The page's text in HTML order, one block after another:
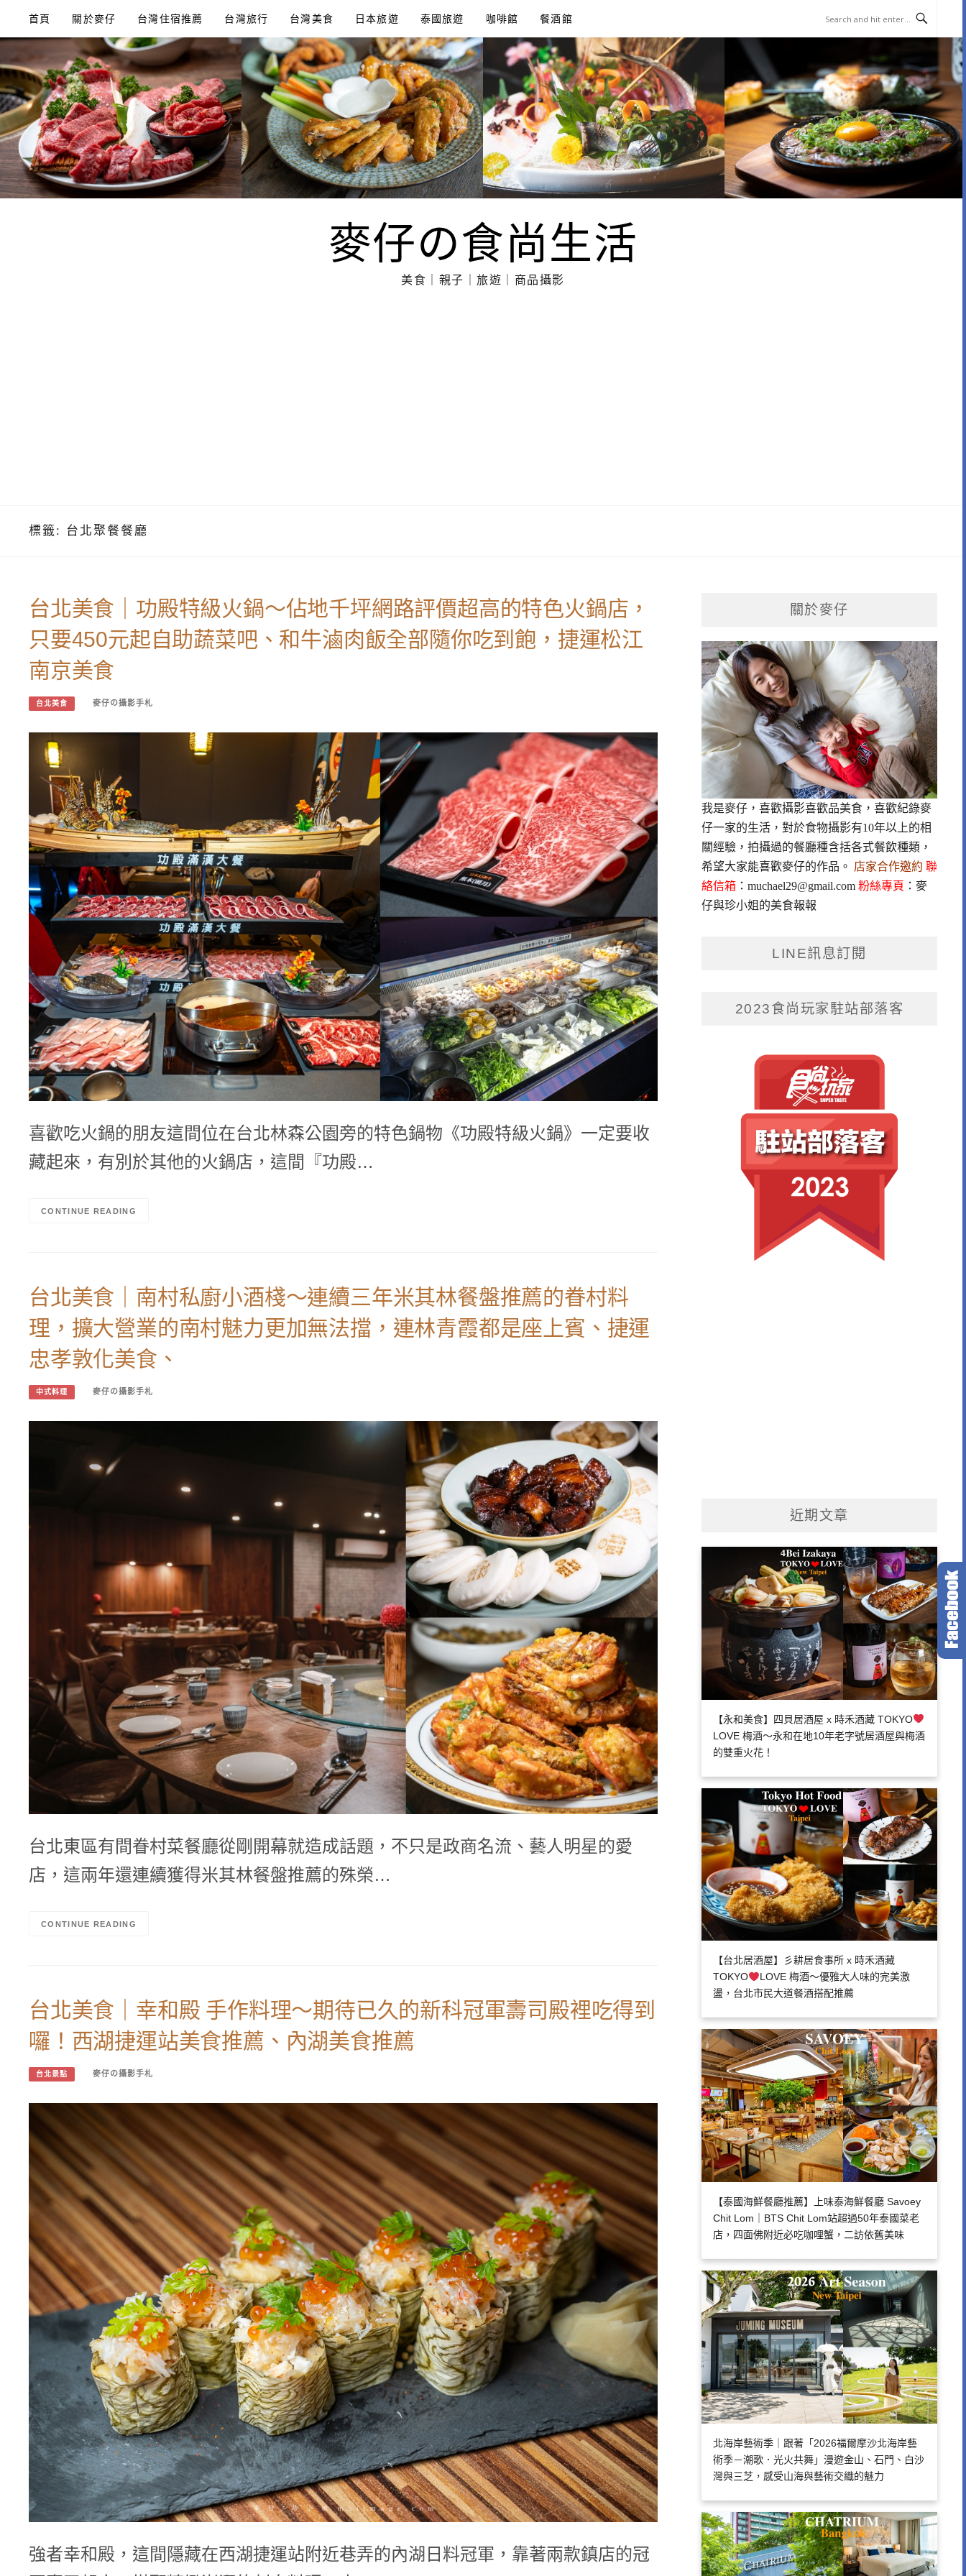
content
首頁 關於麥仔 台灣住宿推薦 台灣旅行 台灣美食 日本旅遊 泰國旅遊 咖啡館 餐酒館
麥仔の食尚生活
美食｜親子｜旅遊｜商品攝影
標籤: 台北聚餐餐廳
台北美食｜功殿特級火鍋～佔地千坪網路評價超高的特色火鍋店，
只要450元起自助蔬菜吧、和牛滷肉飯全部隨你吃到飽，捷運松江
南京美食
台北美食 麥仔の攝影手札
喜歡吃火鍋的朋友這間位在台北林森公園旁的特色鍋物《功殿特級火鍋》一定要收
藏起來，有別於其他的火鍋店，這間『功殿…
CONTINUE READING
台北美食｜南村私廚小酒棧～連續三年米其林餐盤推薦的眷村料
理，擴大營業的南村魅力更加無法擋，連林青霞都是座上賓、捷運
忠孝敦化美食、
中式料理 麥仔の攝影手札
台北東區有間眷村菜餐廳從剛開幕就造成話題，不只是政商名流、藝人明星的愛
店，這兩年還連續獲得米其林餐盤推薦的殊榮…
CONTINUE READING
台北美食｜幸和殿 手作料理～期待已久的新科冠軍壽司殿裡吃得到
囉！西湖捷運站美食推薦、內湖美食推薦
台北景點 麥仔の攝影手札
強者幸和殿，這間隱藏在西湖捷運站附近巷弄的內湖日料冠軍，靠著兩款鎮店的冠
關於麥仔
我是麥仔，喜歡攝影喜歡品美食，喜歡紀錄麥
仔一家的生活，對於食物攝影有10年以上的相
關經驗，拍攝過的餐廳種含括各式餐飲種類，
希望大家能喜歡麥仔的作品。 店家合作邀約 聯
絡信箱： muchael29@gmail.com 粉絲專頁 ： 麥
仔與珍小姐的美食報報
LINE訊息訂閱
2023食尚玩家駐站部落客
近期文章
【永和美食】四貝居酒屋 x 時禾酒藏 TOKYO
LOVE 梅酒～永和在地10年老字號居酒屋與梅酒
的雙重火花！
【台北居酒屋】彡耕居食事所 x 時禾酒藏
TOKYO
LOVE 梅酒～優雅大人味的完美激
盪，台北市民大道餐酒搭配推薦
【泰國海鮮餐廳推薦】上味泰海鮮餐廳 Savoey
Chit Lom｜BTS Chit Lom站超過50年泰國菜老
店，四面佛附近必吃咖哩蟹，二訪依舊美味
北海岸藝術季｜跟著「2026福爾摩沙北海岸藝
術季－潮歌．光火共舞」漫遊金山、石門、白沙
灣與三芝，感受山海與藝術交織的魅力